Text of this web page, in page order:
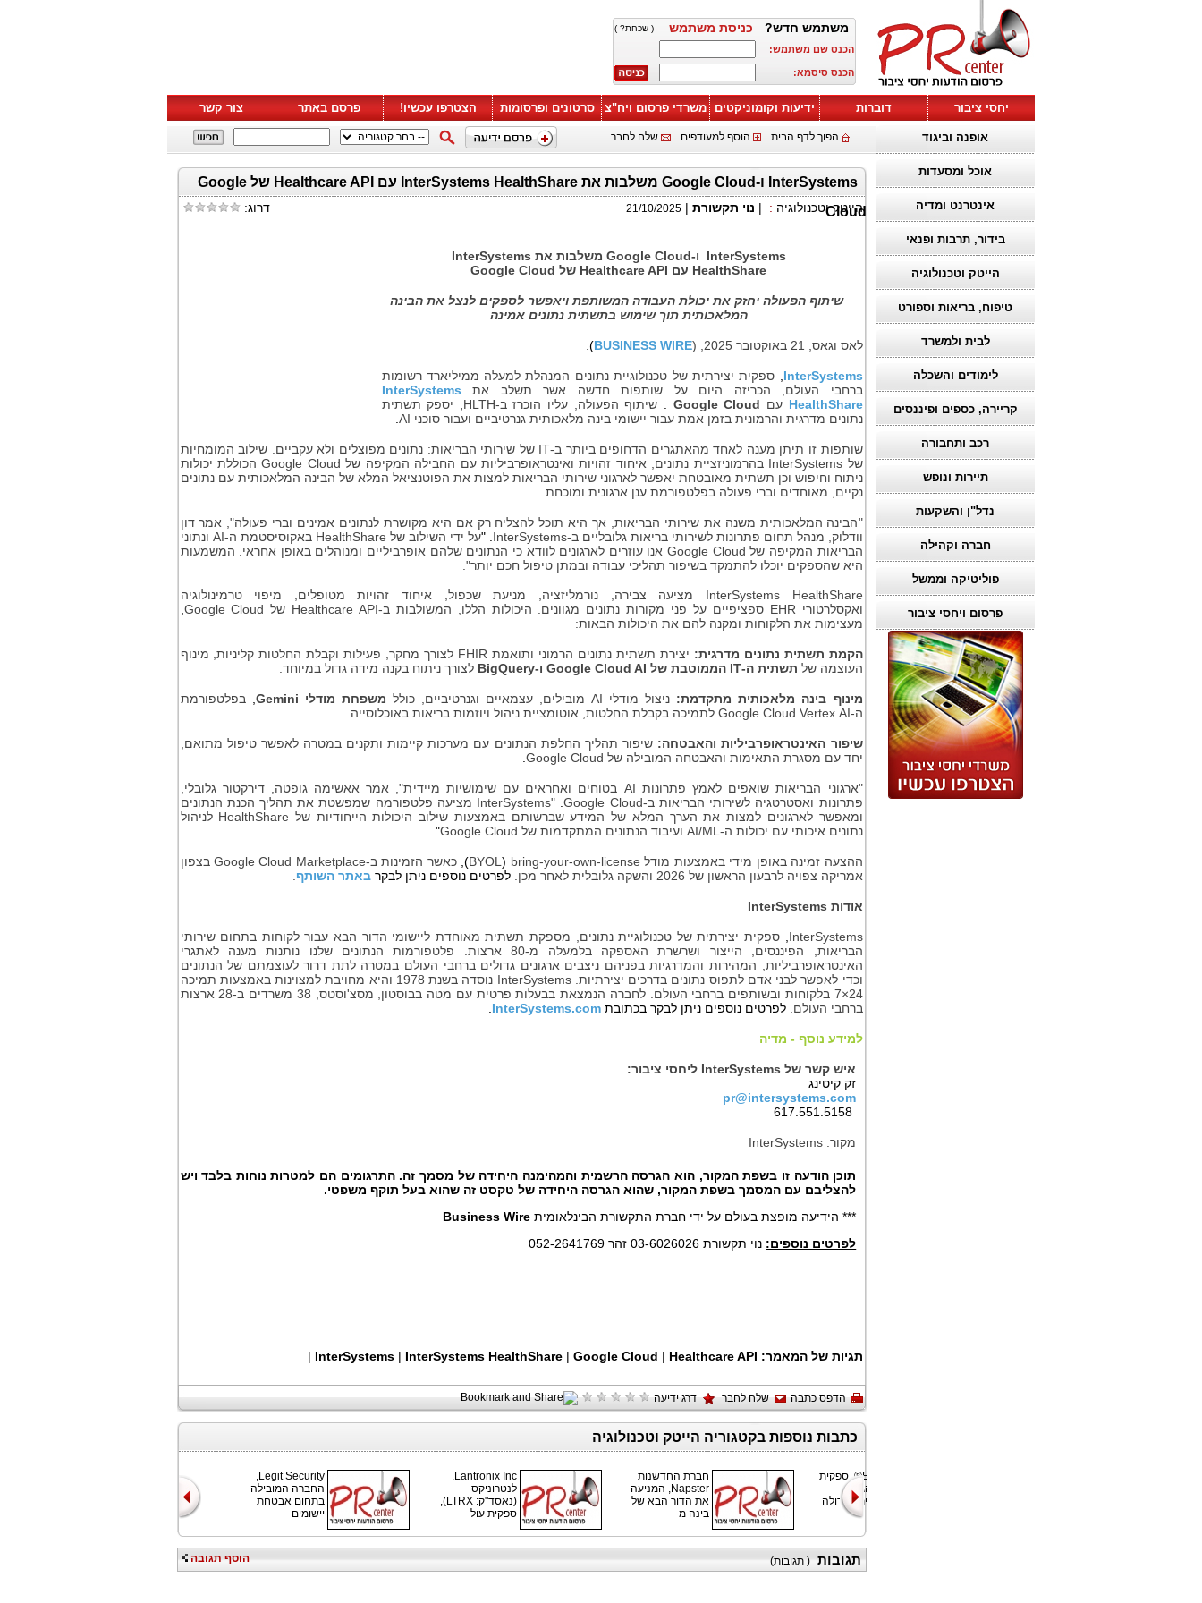
משתמש חדש? כניסת משתמש ( שכחת? )
הכנס שם משתמש:
הכנס סיסמא:
יחסי ציבור דוברות ידיעות וקומוניקטים משרדי פרסום ויח"צ סרטונים ופרסומות הצטרפו עכשיו! פרסם באתר צור קשר
אופנה וביגוד
אוכל ומסעדות
אינטרנט ומדיה
בידור, תרבות ופנאי
הייטק וטכנולוגיה
טיפוח, בריאות וספורט
לבית ולמשרד
לימודים והשכלה
קריירה, כספים ופיננסים
רכב ותחבורה
תיירות ונופש
נדל"ן והשקעות
חברה וקהילה
פוליטיקה וממשל
פרסום ויחסי ציבור
הפוך לדף הבית הוסף למעודפים שלח לחבר
InterSystems ו-Google Cloud משלבות את InterSystems HealthShare עם Healthcare API של Google
Cloud
הייטק וטכנולוגיה :
| נוי תקשורת |
21/10/2025 דרוג:
InterSystems ו-Google Cloud משלבות את InterSystems
HealthShare עם Healthcare API של Google Cloud
שיתוף הפעולה יחזק את יכולת העבודה המשותפת ויאפשר לספקים לנצל את הבינה
המלאכותית תוך שימוש בתשתית נתונים אמינה
לאס וגאס, 21 באוקטובר 2025, ( BUSINESS WIRE
)
:
InterSystems
ספקית יצירתית של טכנולוגיית נתונים המנהלת למעלה ממיליארד רשומות
ברחבי העולם, הכריזה היום על שותפות חדשה אשר תשלב את
InterSystems
HealthShare עם Google Cloud שיתוף הפעולה, עליו הוכרז ב-HLTH
יספק תשתית
נתונים מדרגית והרמונית בזמן אמת עבור יישומי בינה מלאכותית גנרטיביים ועבור סוכני AI
שותפות זו תיתן מענה לאחד מהאתגרים הדחופים ביותר ב-IT של שירותי הבריאות: נתונים מפוצלים ולא עקביים. שילוב המומחיות
של InterSystems בהרמוניזציית נתונים, איחוד זהויות ואינטראופרביליות עם החבילה המקיפה של Google Cloud הכוללת יכולות
ניתוח וחיפוש וכן תשתית מאובטחת יאפשר לארגוני שירותי הבריאות למצות את הפוטנציאל המלא של הבינה המלאכותית עם נתונים
נקיים, מאוחדים וברי פעולה בפלטפורמת ענן ארגונית ומוכחת.
"הבינה המלאכותית משנה את שירותי הבריאות, אך היא תוכל להצליח רק אם היא מקושרת לנתונים אמינים וברי פעולה", אמר דון
וודלוק, מנהל תחום פתרונות לשירותי בריאות גלובליים ב-InterSystems
. "על ידי השילוב של HealthShare באקוסיסטמת ה-AI ונתוני
הבריאות המקיפה של Google Cloud אנו עוזרים לארגונים לוודא כי הנתונים שלהם אופרביליים ומנוהלים באופן אחראי. המשמעות
היא שהספקים יוכלו להתמקד בשיפור תהליכי עבודה ובמתן טיפול חכם יותר".
InterSystems HealthShare
מציעה צבירה, נורמליזציה, מניעת שכפול, איחוד זהויות מטופלים, מיפוי טרמינולוגיה
ואקסלרטורי EHR ספציפיים על פני מקורות נתונים מגוונים. היכולות הללו, המשולבות ב-Healthcare API של Google Cloud
,
מעצימות את הלקוחות ומקנה להם את היכולות הבאות:
הקמת תשתית נתונים מדרגית: יצירת תשתית נתונים הרמוני ותואמת FHIR לצורך מחקר, פעילות וקבלת החלטות קליניות, מינוף
העוצמה של תשתית ה-IT הממוטבת של Google Cloud AI ו-BigQuery לצורך ניתוח בקנה מידה גדול במיוחד.
מינוף בינה מלאכותית מתקדמת: ניצול מודלי AI מובילים, עצמאיים וגנרטיביים, כולל משפחת מודלי Gemini
,בפלטפורמת
ה-AI
‏
Google Cloud Vertex לתמיכה בקבלת החלטות, אוטומציית ניהול ויוזמות בריאות באוכלוסייה.
שיפור האינטראופרביליות והאבטחה: שיפור תהליך החלפת הנתונים עם מערכות קיימות ותקנים במטרה לאפשר טיפול מתואם,
יחד עם מסגרת התאימות והאבטחה המובילה של Google Cloud
.
"ארגוני הבריאות שואפים לאמץ פתרונות AI בטוחים ואחראים עם שימושיות מיידית", אמר אאשימה גופטה, דירקטור גלובלי,
פתרונות ואסטרטגיה לשירותי הבריאות ב-Google Cloud
.
"
InterSystems מציעה פלטפורמה שמפשטת את תהליך הכנת הנתונים
ומאפשר לארגונים למצות את הערך המלא של המידע שברשותם באמצעות שילוב היכולות הייחודיות של HealthShare לניהול
נתונים איכותי עם יכולות ה- AI/ML ועיבוד הנתונים המתקדמות של Google Cloud
".
ההצעה זמינה באופן מידי באמצעות מודל bring-your-own-license
‏(
BYOL
),כאשר הזמינות ב-Google Cloud Marketplace בצפון
אמריקה צפויה לרבעון הראשון של 2026 והשקה גלובלית לאחר מכן.
לפרטים נוספים ניתן לבקר באתר השותף
אודות InterSystems
InterSystems
,ספקית יצירתית של טכנולוגיית נתונים, מספקת תשתית מאוחדת ליישומי הדור הבא עבור לקוחות בתחום שירותי
הבריאות, הפיננסים, הייצור ושרשרת האספקה בלמעלה מ-80 ארצות. פלטפורמות הנתונים שלנו נותנות מענה לאתגרי
האינטראופרביליות, המהירות והמדרגיות בפניהם ניצבים ארגונים גדולים ברחבי העולם במטרה לתת דרור לעוצמתם של הנתונים
וכדי לאפשר לבני אדם לתפוס נתונים בדרכים יצירתיות. InterSystems
נוסדה בשנת 1978 והיא מחויבת למצוינות באמצעות תמיכה
24×7 בלקוחות ובשותפים ברחבי העולם. לחברה הנמצאת בבעלות פרטית עם מטה בבוסטון, מסצ'וסטס, 38 משרדים ב-28 ארצות
ברחבי העולם. לפרטים נוספים ניתן לבקר בכתובת InterSystems.com
למידע נוסף - מדיה
איש קשר של InterSystems ליחסי ציבור:
זק קיטינג
pr@intersystems.com
617.551.5158
מקור: InterSystems
תוכן הודעה זו בשפת המקור, הוא הגרסה הרשמית והמהימנה היחידה של מסמך זה. התרגומים הם למטרות נוחות בלבד ויש
להצליבם עם המסמך בשפת המקור, שהוא הגרסה היחידה של טקסט זה שהוא בעל תוקף משפטי.
*** הידיעה מופצת בעולם על ידי חברת התקשורת הבינלאומית Business Wire
לפרטים נוספים: נוי תקשורת 03-6026026 זהר 052-2641769
תגיות של המאמר: InterSystems| InterSystems HealthShare| Google Cloud | Healthcare API
|
הדפס כתבה שלח לחבר דרג ידיעה
כתבות נוספות בקטגוריה הייטק וטכנולוגיה
Legit Security,
החברה המובילה
בתחום אבטחת
יישומים
Lantronix Inc.
לנטרוניקס
(נאסד"ק: LTRX),
ספקית עול
חברת החדשנות
Napster, המניעה
את הדור הבא של
בינה מ
ExaGrid®, ספקית
אחסון הגיבוי
העצמאית הגדולה
הוסף תגובה תגובות( תגובות)